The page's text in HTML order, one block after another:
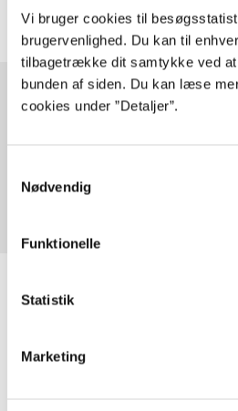
Vi bruger cookies til
brugervenlighed. Du kan til
tilbagetrække dit samtykke ved at
bunden af siden. Du kan læse
cookies under ”Detaljer”.
Nødvendig
Funktionelle
Statistik
Marketing
Alle registrerede artikler fordelt